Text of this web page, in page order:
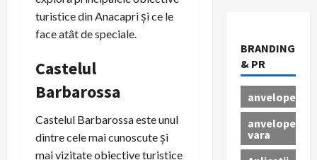
turistice din Anacapri și ce le
face atât de speciale.
Castelul
Barbarossa
Castelul Barbarossa este unul
dintre cele mai cunoscute și
mai vizitate obiective turistice
BRANDING
& PR
anvelope
anvelope
vara